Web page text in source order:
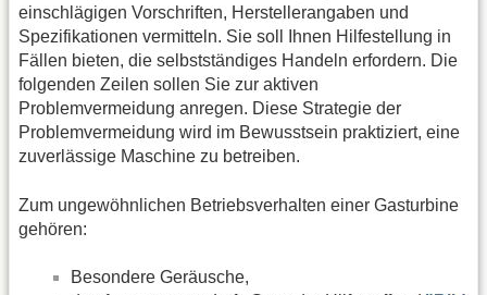
einschlägigen Vorschriften, Herstellerangaben und
Spezifikationen vermitteln. Sie soll Ihnen Hilfestellung in
Fällen bieten, die selbstständiges Handeln erfordern. Die
folgenden Zeilen sollen Sie zur aktiven
Problemvermeidung anregen. Diese Strategie der
Problemvermeidung wird im Bewusstsein praktiziert, eine
zuverlässige Maschine zu betreiben.
Zum ungewöhnlichen Betriebsverhalten einer Gasturbine
gehören:
Besondere Geräusche,